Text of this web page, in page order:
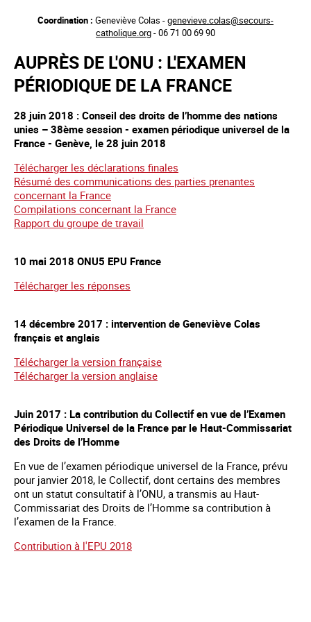
principal
Coordination : Geneviève Colas -genevieve.colas@secours-
catholique.org- 06 71 00 69 90
AUPRÈS DE L'ONU : L'EXAMEN
PÉRIODIQUE DE LA FRANCE
28 juin 2018 : Conseil des droits de l’homme des nations
unies – 38ème session - examen périodique universel de la
France - Genève, le 28 juin 2018
Télécharger les déclarations finales
Résumé des communications des parties prenantes
concernant la France
Compilations concernant la France
Rapport du groupe de travail
10 mai 2018 ONU5 EPU France
Télécharger les réponses
14 décembre 2017 : intervention de Geneviève Colas
français et anglais
Télécharger la version française
Télécharger la version anglaise
Juin 2017 : La contribution du Collectif en vue de l’Examen
Périodique Universel de la France par le Haut-Commissariat
des Droits de l’Homme
En vue de l’examen périodique universel de la France, prévu
pour janvier 2018, le Collectif, dont certains des membres
ont un statut consultatif à l’ONU, a transmis au Haut-
Commissariat des Droits de l’Homme sa contribution à
l’examen de la France.
Contribution à l'EPU 2018